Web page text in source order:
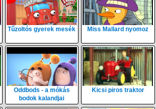
Tűzoltós gyerek mesék Miss Mallard nyomoz
Oddbods - a mókás
bodok kalandjai
Kicsi piros traktor